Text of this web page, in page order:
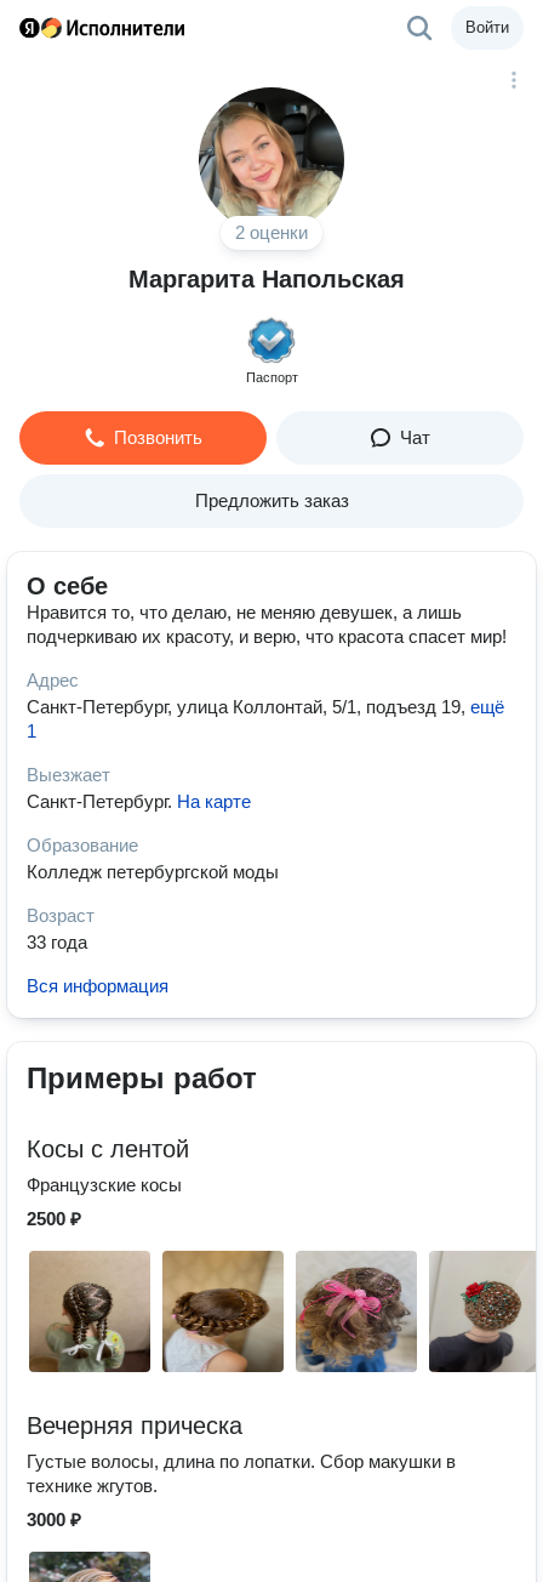
Войти
2 оценки
Маргарита Напольская
Паспорт
Позвонить Чат
Предложить заказ
О себе
Нравится то, что делаю, не меняю девушек, а лишь
подчеркиваю их красоту, и верю, что красота спасет мир!
Адрес
Санкт-Петербург, улица Коллонтай, 5/1, подъезд 19, ещё
1
Выезжает
Санкт-Петербург. На карте
Образование
Колледж петербургской моды
Возраст
33 года
Вся информация
Примеры работ
Косы с лентой
Французские косы
2500 ₽
Вечерняя прическа
Густые волосы, длина по лопатки. Сбор макушки в
технике жгутов.
3000 ₽